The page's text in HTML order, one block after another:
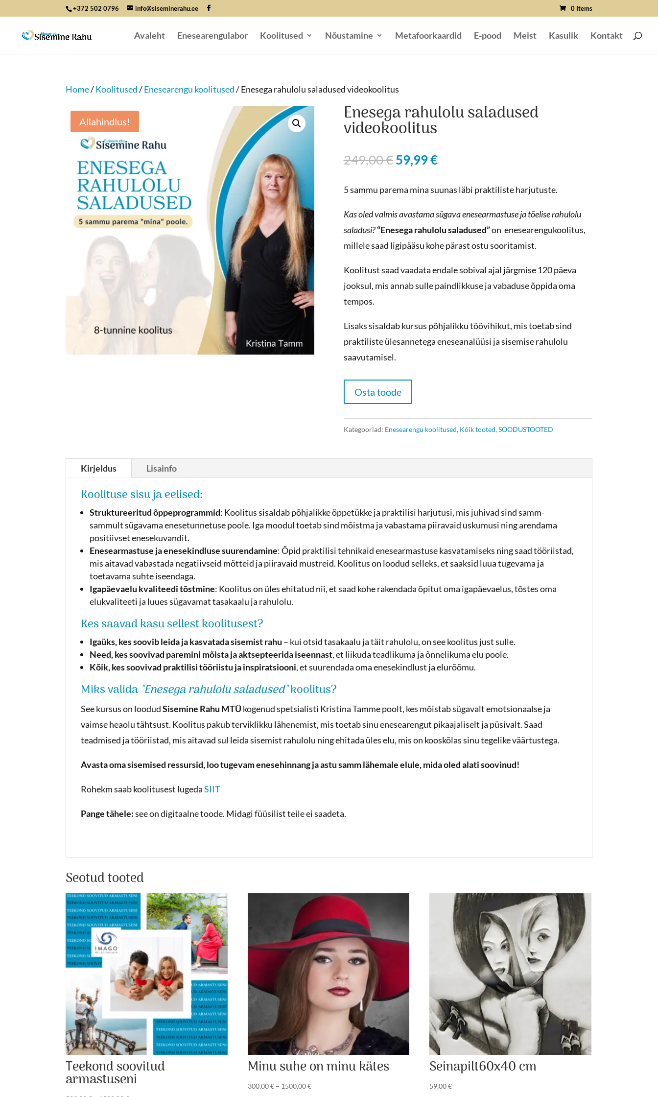
+372 502 0796 info@siseminerahu.ee 0 Items
Avaleht Enesearengulabor Koolitused Nõustamine Metafoorkaardid E-pood Meist Kasulik Kontakt
Home/Koolitused/Enesearengu koolitused/ Enesega rahulolu saladused videokoolitus
Allahindlus! Enesega rahulolu saladused
videokoolitus
249,00€ Algne
oli:
59,99€Praegune
on:
5 sammu parema mina suunas läbi praktiliste harjutuste.
Kas oled valmis avastama sügava enesearmastuse ja tõelise rahulolu
saladusi? “Enesega rahulolu saladused”on enesearengukoolitus,
millele saad ligipääsu kohe pärast ostu sooritamist.
Koolitust saad vaadata endale sobival ajal järgmise 120 päeva
jooksul, mis annab sulle paindlikkuse ja vabaduse õppida oma
tempos.
Lisaks sisaldab kursus põhjalikku töövihikut, mis toetab sind
praktiliste ülesannetega eneseanalüüsi ja sisemise rahulolu
saavutamisel.
Osta toode
Kategooriad: Enesearengu koolitused, Kõik tooted, SOODUSTOOTED
Kirjeldus Lisainfo
Koolituse sisu ja eelised:
Struktureeritud õppeprogrammid: Koolitus sisaldab põhjalikke õppetükke ja praktilisi harjutusi, mis juhivad sind samm-
sammult sügavama enesetunnetuse poole. Iga moodul toetab sind mõistma ja vabastama piiravaid uskumusi ning arendama
positiivset enesekuvandit.
Enesearmastuse ja enesekindluse suurendamine: Õpid praktilisi tehnikaid enesearmastuse kasvatamiseks ning saad tööriistad,
mis aitavad vabastada negatiivseid mõtteid ja piiravaid mustreid. Koolitus on loodud selleks, et saaksid luua tugevama ja
toetavama suhte iseendaga.
Igapäevaelu kvaliteedi tõstmine: Koolitus on üles ehitatud nii, et saad kohe rakendada õpitut oma igapäevaelus, tõstes oma
elukvaliteeti ja luues sügavamat tasakaalu ja rahulolu.
Kes saavad kasu sellest koolitusest?
Igaüks, kes soovib leida ja kasvatada sisemist rahu – kui otsid tasakaalu ja täit rahulolu, on see koolitus just sulle.
Need, kes soovivad paremini mõista ja aktsepteerida iseennast, et liikuda teadlikuma ja õnnelikuma elu poole.
Kõik, kes soovivad praktilisi tööriistu ja inspiratsiooni, et suurendada oma enesekindlust ja elurõõmu.
Miks valida "Enesega rahulolu saladused"koolitus?
See kursus on loodudSisemine Rahu MTÜ kogenud spetsialisti Kristina Tamme poolt, kes mõistab sügavalt emotsionaalse ja
vaimse heaolu tähtsust. Koolitus pakub terviklikku lähenemist, mis toetab sinu enesearengut pikaajaliselt ja püsivalt. Saad
teadmised ja tööriistad, mis aitavad sul leida sisemist rahulolu ning ehitada üles elu, mis on kooskõlas sinu tegelike väärtustega.
Avasta oma sisemised ressursid, loo tugevam enesehinnang ja astu samm lähemale elule, mida oled alati soovinud!
Rohekm saab koolitusest lugedaSIIT
Pange tähele:see on digitaalne toode. Midagi füüsilist teile ei saadeta.
Seotud tooted
Teekond soovitud
armastuseni
Minu suhe on minu kätes
300,00€ – 1500,00€Hinnavahemik:
Seinapilt60x40 cm
59,00€